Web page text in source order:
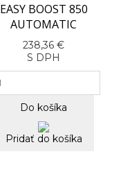
EASY BOOST 850
AUTOMATIC
238,36 €
S DPH
Do košíka
Pridať do košíka